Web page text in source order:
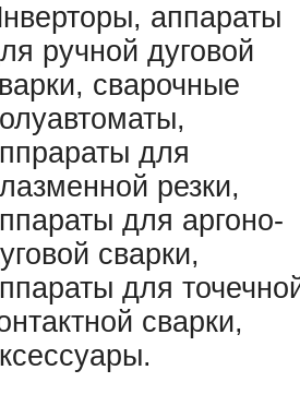
аппараты
ручной дуговой
сварочные
для
резки,
для аргоно-
сварки,
для
сварки,